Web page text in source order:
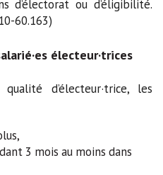
d’électorat ou d’éligibilité.
60.163)
électeur·trices
d’électeur·trice, les
3 mois au moins dans